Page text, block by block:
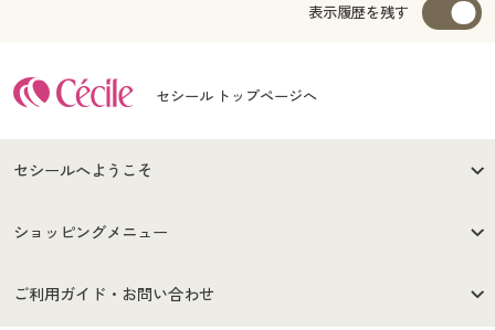
表示履歴を残す
セシール トップページへ
セシールへようこそ
はじめての方へ
セシールご利用規約
ショッピングメニュー
商品カテゴリ
ご利用ガイド・お問い合わせ